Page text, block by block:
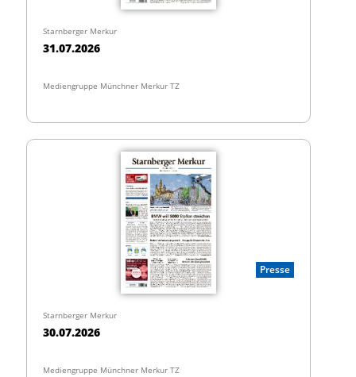
Starnberger Merkur
31.07.2026
Mediengruppe Münchner Merkur TZ
Presse
Starnberger Merkur
30.07.2026
Mediengruppe Münchner Merkur TZ